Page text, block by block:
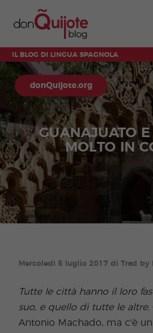
IL BLOG DI LINGUA SPAGNOLA
donQuijote.org
GUANAJUATO
MOLTO IN
Mercoledì 5 luglio 2017 di Trad by
Tutte le città hanno il loro
suo, e quello di tutte le altre.
Antonio Machado, ma c'è